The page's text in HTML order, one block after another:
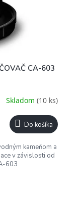
CA-603
Skladom (10 ks)
Do košíka
kameňom a
v závislosti od
603